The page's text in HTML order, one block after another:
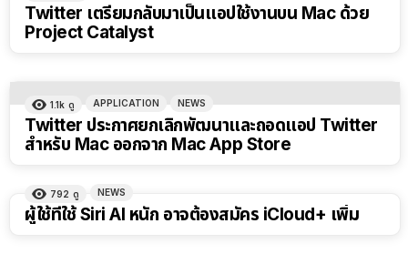
Twitter เตรียมกลับมาเป็นแอปใช้งานบน Mac ด้วย
Project Catalyst
1.1k ดู APPLICATION NEWS
Twitter ประกาศยกเลิกพัฒนาและถอดแอป Twitter
สำหรับ Mac ออกจาก Mac App Store
792 ดู NEWS
ผู้ใช้ที่ใช้ Siri AI หนัก อาจต้องสมัคร iCloud+ เพิ่ม